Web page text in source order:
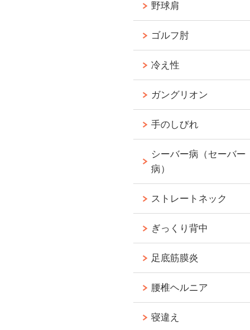
野球肩
ゴルフ肘
冷え性
ガングリオン
手のしびれ
シーバー病（セーバー
病）
ストレートネック
ぎっくり背中
足底筋膜炎
腰椎ヘルニア
寝違え